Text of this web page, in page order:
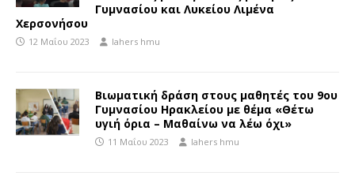
Γυμνασίου και Λυκείου Λιμένα
Χερσονήσου
12 Μαΐου 2023 lahers hmu
Βιωματική δράση στους μαθητές του 9ου
Γυμνασίου Ηρακλείου με θέμα «Θέτω
υγιή όρια – Μαθαίνω να λέω όχι»
11 Μαΐου 2023 lahers hmu